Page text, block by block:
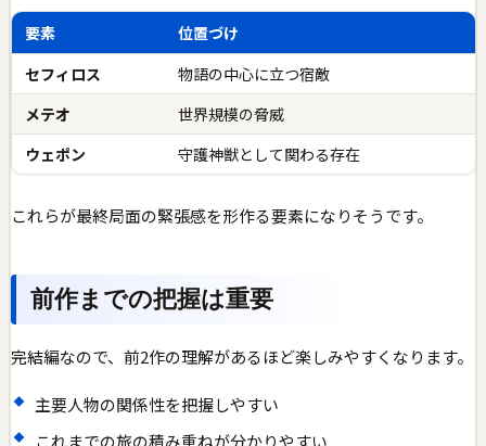
要素
位置づけ
セフィロス
物語の中心に立つ宿敵
メテオ
世界規模の脅威
ウェポン
守護神獣として関わる存在
これらが最終局面の緊張感を形作る要素になりそうです。
前作までの把握は重要
完結編なので、前2作の理解があるほど楽しみやすくなります。
主要人物の関係性を把握しやすい
これまでの旅の積み重ねが分かりやすい